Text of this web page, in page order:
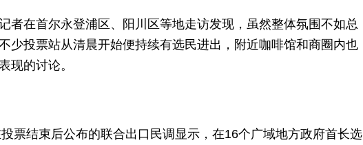
者在首尔永登浦区、阳川区等地走访发现，虽然整体氛围不如总
少投票站从清晨开始便持续有选民进出，附近咖啡馆和商圈内也
现的讨论。
票结束后公布的联合出口民调显示，在16个广域地方政府首长选